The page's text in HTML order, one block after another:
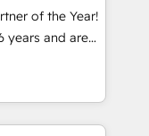
com nota
50% na
em
rotinas
of the Year!
years and are
technically